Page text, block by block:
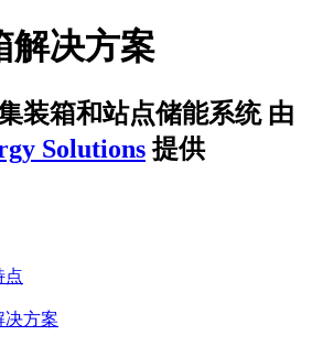
解决方案
装箱和站点储能系统 由
Solutions 提供
点
决方案